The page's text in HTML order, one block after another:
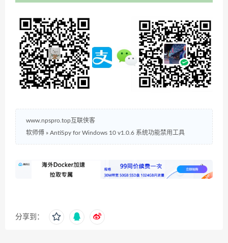
www.npspro.top互联侠客
软师傅 » AntiSpy for Windows 10 v1.0.6 系统功能禁用工具
分享到：